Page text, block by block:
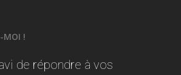
MOI !
de répondre à vos